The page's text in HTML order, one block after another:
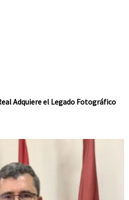
Adquiere el Legado Fotográfico